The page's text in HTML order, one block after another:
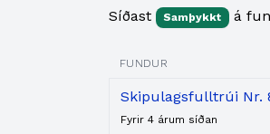
Síðast Samþykkt á
FUNDUR
Skipulagsfulltrúi Nr.
Fyrir 4 árum síðan